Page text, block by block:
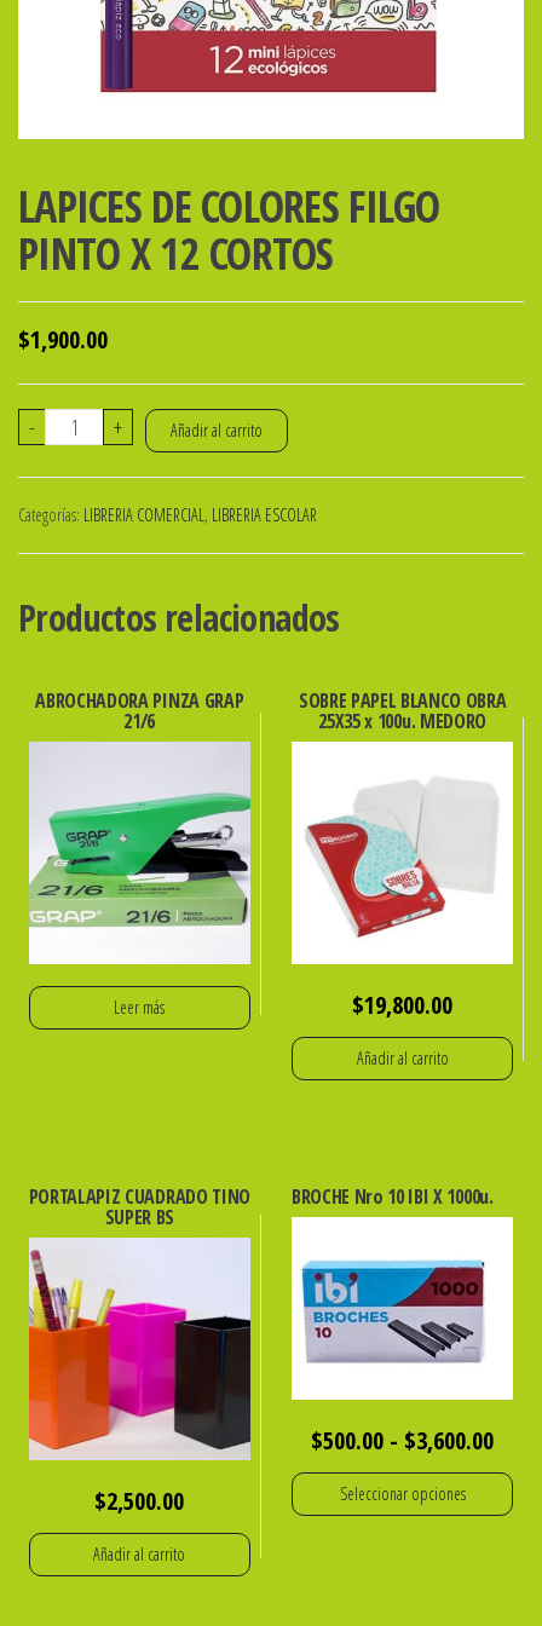
LAPICES DE COLORES FILGO
PINTO X 12 CORTOS
$1,900.00
-
LAPICES
FILGO
PINTO
12
cantidad
+ Añadir al carrito
Categorías: LIBRERIA COMERCIAL, LIBRERIA ESCOLAR
Productos relacionados
ABROCHADORA PINZA GRAP
21/6
Leer más
SOBRE PAPEL BLANCO OBRA
25X35 x 100u. MEDORO
$19,800.00
Añadir al carrito
PORTALAPIZ CUADRADO TINO
SUPER BS
$2,500.00
Añadir al carrito
BROCHE Nro 10 IBI X 1000u.
$500.00 - $3,600.00
de
Seleccionar opciones